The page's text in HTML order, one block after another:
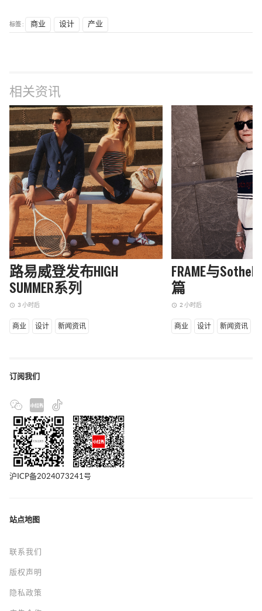
标签 : 商业 设计 产业
相关资讯
路易威登发布HIGH
SUMMER系列
access_time 3 小时后
商业 设计 新闻资讯
FRAME与
篇
access_time 2 小时后
商业 设计 新闻资讯
订阅我们
沪ICP备2024073241号
站点地图
联系我们
版权声明
隐私政策